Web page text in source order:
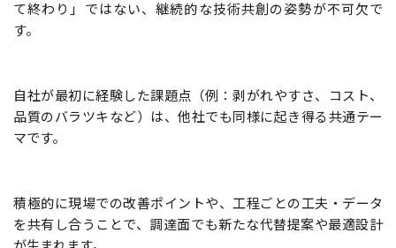
て終わり」ではない、継続的な技術共創の姿勢が不可欠で
す。
自社が最初に経験した課題点（例：剥がれやすさ、コスト、
品質のバラツキなど）は、他社でも同様に起き得る共通テー
マです。
積極的に現場での改善ポイントや、工程ごとの工夫・データ
を共有し合うことで、調達面でも新たな代替提案や最適設計